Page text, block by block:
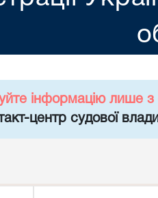
інформацію лише з
центр судової